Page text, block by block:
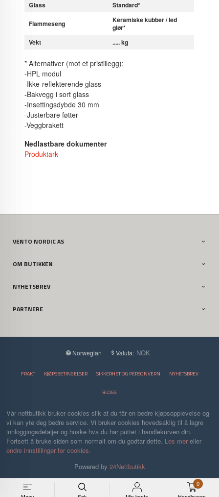
0
Glass
Standard*
Flammeseng
Keramiske kubber / led
glør*
Vekt
..... kg
*Alternativer (mot et pristillegg):
-HPL modul
-Ikke-reflekterende glass
-Bakvegg i sort glass
-Insettingsdybde 30 mm
-Justerbare føtter
-Veggbrakett
Nedlastbare dokumenter
Produktark
VENTO NORDIC AS
OM BUTIKKEN
NYHETSBREV
PARTNERE
Norwegian Valuta: NOK
FRAKT KJØPSBETINGELSER SIKKERHET OG PERSONVERN NYHETSBREV
BLOGG
Vår nettbutikk bruker cookies slik at du får en bedre kjøpsopplevelse og
vi kan yte deg bedre service. Vi bruker cookies hovedsaklig til å lagre
innloggingsdetaljer og huske hva du har puttet i handlekurven din.
Fortsett å bruke siden som normalt om du godtar dette. Les mer eller
endre innstillinger for cookies.
Powered by 24Nettbutikk